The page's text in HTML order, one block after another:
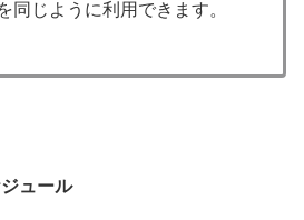
同じように利用できます。
ュール